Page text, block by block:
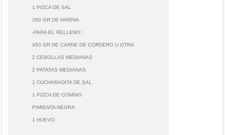
1 PIZCA DE SAL
280 GR DE HARINA
-PARA EL RELLENO:
450 GR DE CARNE DE CORDERO U OTRA
2 CEBOLLAS MEDIANAS
2 PATATAS MEDIANAS
1 CUCHARADITA DE SAL
1 PIZCA DE COMINO
PIMIENTA NEGRA
1 HUEVO